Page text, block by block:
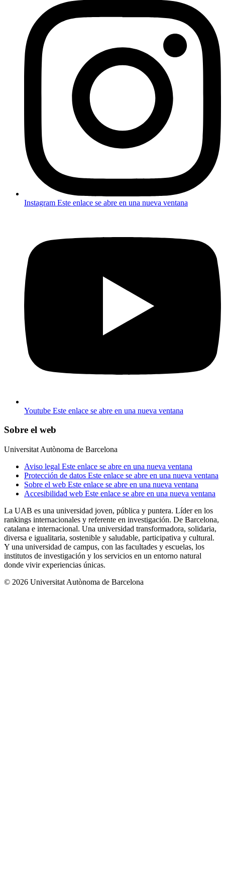
Instagram Este enlace se abre en una nueva ventana
Youtube Este enlace se abre en una nueva ventana
Sobre el web
Universitat Autònoma de Barcelona
Aviso legal Este enlace se abre en una nueva ventana
Protección de datos Este enlace se abre en una nueva ventana
Sobre el web Este enlace se abre en una nueva ventana
Accesibilidad web Este enlace se abre en una nueva ventana
La UAB es una universidad joven, pública y puntera. Líder en los
rankings internacionales y referente en investigación. De Barcelona,
catalana e internacional. Una universidad transformadora, solidaria,
diversa e igualitaria, sostenible y saludable, participativa y cultural.
Y una universidad de campus, con las facultades y escuelas, los
institutos de investigación y los servicios en un entorno natural
donde vivir experiencias únicas.
© 2026 Universitat Autònoma de Barcelona